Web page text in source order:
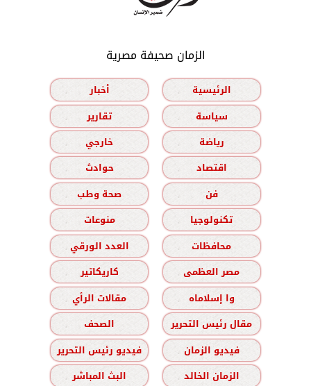
الزمان صحيفة مصرية
الرئيسية
أخبار
سياسة
تقارير
رياضة
خارجي
اقتصاد
حوادث
فن
صحة وطب
تكنولوجيا
منوعات
محافظات
العدد الورقي
مصر العظمى
كاريكاتير
وا إسلاماه
مقالات الرأي
مقال رئيس التحرير
الصحف
فيديو الزمان
فيديو رئيس التحرير
الزمان الخالد
البث المباشر